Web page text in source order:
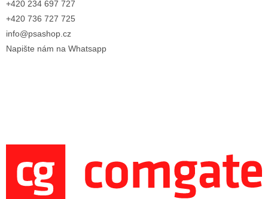
+420 234 697 727
+420 736 727 725
info@psashop.cz
Napište nám na Whatsapp